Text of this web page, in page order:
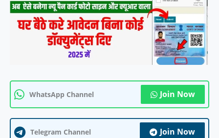
WhatsApp Channel Join Now
Telegram Channel Join Now